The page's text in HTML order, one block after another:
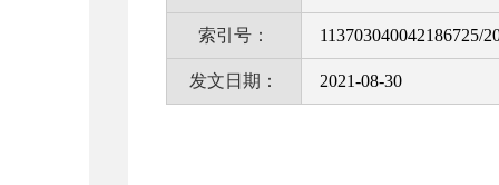
索引号： 113703040042186725/
发文日期： 2021-08-30